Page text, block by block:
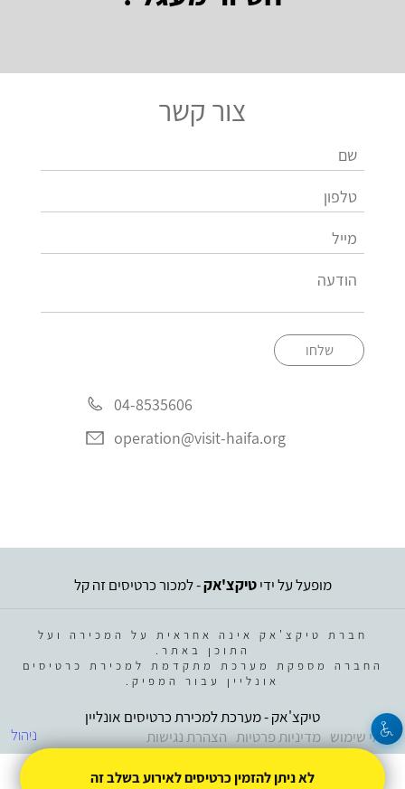
צור קשר
שלחו
04-8535606
operation@visit-haifa.org
מופעל על ידיטיקצ'אק- למכור כרטיסים זה קל
חברת טיקצ'אק אינה אחראית על המכירה ועל
התוכן באתר.
החברה מספקת מערכת מתקדמת למכירת כרטיסים
אונליין עבור המפיק.
ניהול
טיקצ'אק - מערכת למכירת כרטיסים אונליין
תנאי שימוש מדיניות פרטיות הצהרת נגישות
לא ניתן להזמין כרטיסים לאירוע בשלב זה